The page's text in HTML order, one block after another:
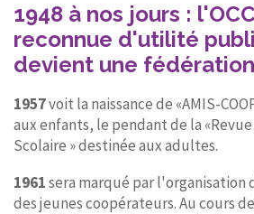
1948 à nos jours :
reconnue d'utilité
devient une fédération
1957voit la naissance de «AMIS-
aux enfants, le pendant de la
Scolaire » destinée aux adultes.
1961sera marqué par l'organisation
des jeunes coopérateurs. Au cours